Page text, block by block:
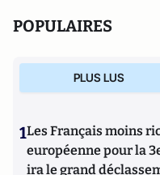
POPULAIRES
PLUS LUS
1Les Français moins
européenne pour la
ira le grand